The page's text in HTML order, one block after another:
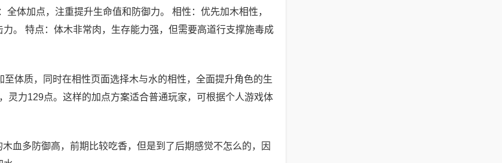
体加点，注重提升生命值和防御力。 相性：优先加木相性，
。 特点：体木非常肉，生存能力强，但需要高道行支撑施毒成
体质，同时在相性页面选择木与水的相性，全面提升角色的生
灵力129点。这样的加点方案适合普通玩家，可根据个人游戏体
血多防御高，前期比较吃香，但是到了后期感觉不怎么的，因